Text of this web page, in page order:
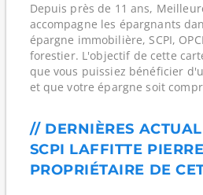
Depuis près de 11 ans,
accompagne les épargnants
épargne immobilière, SCPI,
forestier. L'objectif de cette
que vous puissiez bénéficier
et que votre épargne soit
// DERNIÈRES
SCPI LAFFITTE PIERRE
PROPRIÉTAIRE DE